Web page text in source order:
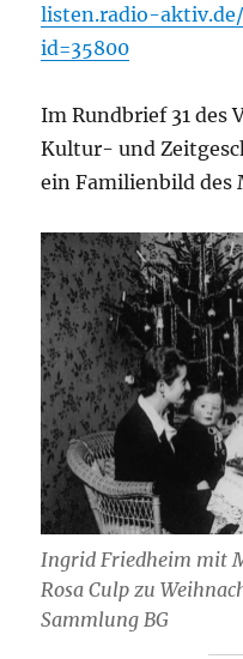
listen.radio-
id=35800
Im Rundbrief 31 des
Kultur- und
ein Familienbild des
Ingrid Friedheim mit
Rosa Culp zu
Sammlung BG